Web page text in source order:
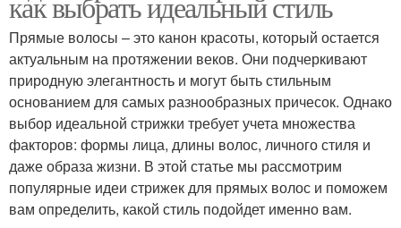
Прямые волосы – это канон красоты, который остается
актуальным на протяжении веков. Они подчеркивают
природную элегантность и могут быть стильным
основанием для самых разнообразных причесок. Однако
выбор идеальной стрижки требует учета множества
факторов: формы лица, длины волос, личного стиля и
даже образа жизни. В этой статье мы рассмотрим
популярные идеи стрижек для прямых волос и поможем
вам определить, какой стиль подойдет именно вам.